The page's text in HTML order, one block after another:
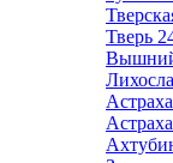
Тверь